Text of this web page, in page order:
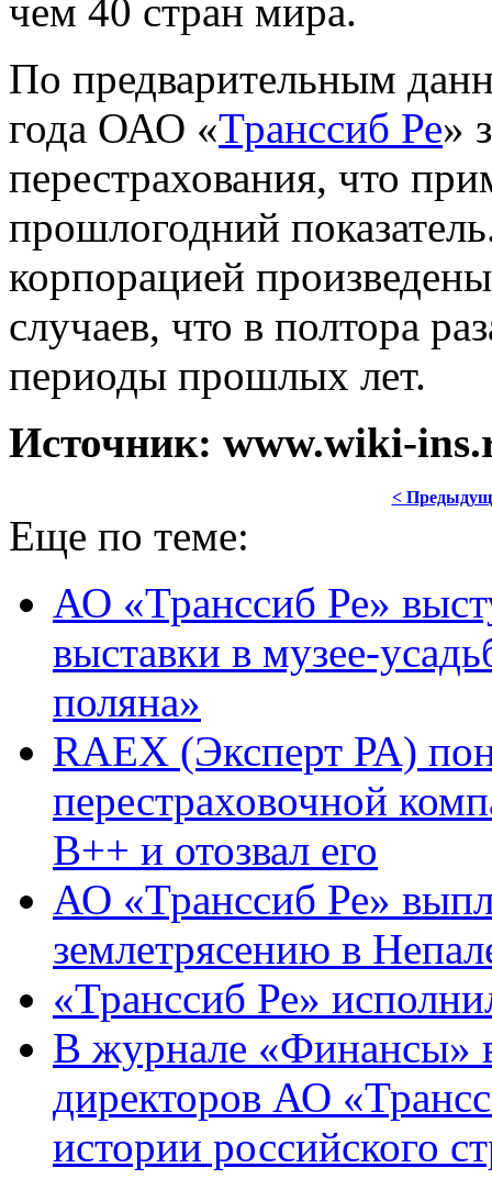
чем 40 стран мира.
По предварительным
года ОАО «Транссиб Ре»
перестрахования, что
прошлогодний
корпорацией
случаев, что в полтора
периоды прошлых лет.
Источник: www.wiki-
<
Еще по теме:
АО «Транссиб Ре»
выставки в музее-
поляна»
RAEX (Эксперт РА)
перестраховочной
В++ и отозвал его
АО «Транссиб Ре»
землетрясению в
«Транссиб Ре»
В журнале «Финансы»
директоров АО
истории российского